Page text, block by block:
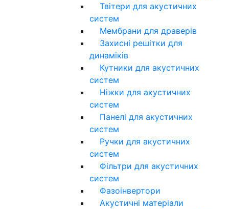
Твітери для акустичних
систем
Мембрани для драверів
Захисні решітки для
динаміків
Кутники для акустичних
систем
Ніжки для акустичних
систем
Панелі для акустичних
систем
Ручки для акустичних
систем
Фільтри для акустичних
систем
Фазоінвертори
Акустичні матеріали